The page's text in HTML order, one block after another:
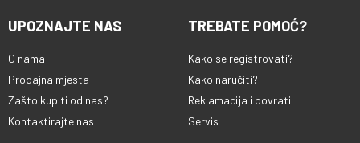
UPOZNAJTE NAS
O nama
Prodajna mjesta
Zašto kupiti od nas?
Kontaktirajte nas
TREBATE POMOĆ?
Kako se registrovati?
Kako naručiti?
Reklamacija i povrati
Servis